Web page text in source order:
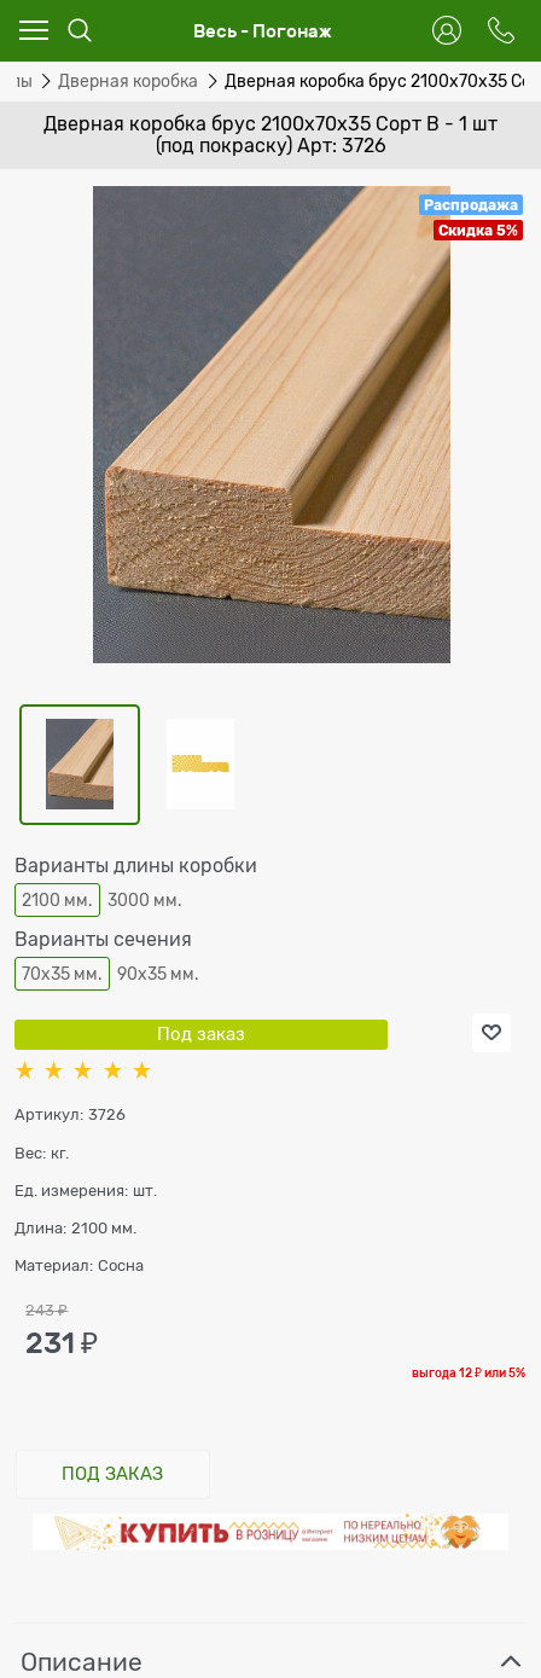
Весь - Погонаж
Дверная коробка Дверная коробка брус 2100х70х35
Дверная коробка брус 2100х70х35 Сорт В - 1 шт
(под покраску) Арт: 3726
Распродажа
Скидка 5%
Варианты длины коробки
2100 мм. 3000 мм.
Варианты сечения
70х35 мм. 90х35 мм.
Под заказ
Артикул: 3726
Вес: кг.
Ед. измерения: шт.
Длина: 2100 мм.
Материал: Сосна
243 ₽
231 ₽
выгода12 ₽или5%
ПОД ЗАКАЗ
Описание